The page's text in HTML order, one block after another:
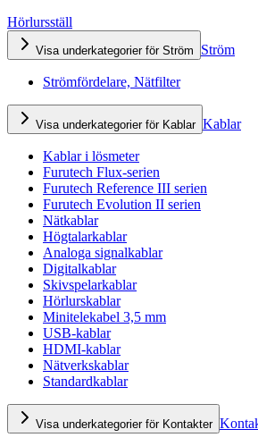
Hörlursställ
Visa underkategorier för Ström Ström
Strömfördelare, Nätfilter
Visa underkategorier för Kablar Kablar
Kablar i lösmeter
Furutech Flux-serien
Furutech Reference III serien
Furutech Evolution II serien
Nätkablar
Högtalarkablar
Analoga signalkablar
Digitalkablar
Skivspelarkablar
Hörlurskablar
Minitelekabel 3,5 mm
USB-kablar
HDMI-kablar
Nätverkskablar
Standardkablar
Visa underkategorier för Kontakter